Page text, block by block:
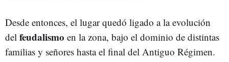
Desde entonces, el lugar quedó ligado a la evolución
del feudalismo en la zona, bajo el dominio de distintas
familias y señores hasta el final del Antiguo Régimen.